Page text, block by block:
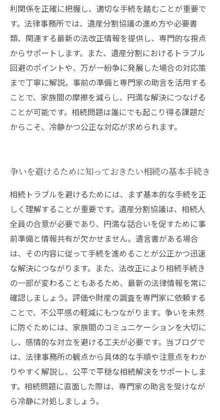
利関係を正確に把握し、適切な手続を踏むことが重要で
す。法律事務所では、遺産分割協議の進め方や必要書
類、関連する最新の法改正情報を提供し、専門的な視点
からサポートします。また、遺産分割におけるトラブル
回避のポイントや、万が一紛争に発展した場合の対応策
まで丁寧に解説。事前の準備と専門家の助言を活用する
ことで、家族間の摩擦を減らし、円満な解決につなげる
ことが可能です。相続問題は誰にでも起こり得る課題だ
からこそ、冷静かつ公正な対応が求められます。
争いを避けるために知っておきたい相続の基本手続き
相続トラブルを避けるためには、まず基本的な手続を正
しく理解することが重要です。遺産分割協議は、相続人
全員の合意が必要であり、円満な話合いを促すために事
前準備と情報共有が欠かせません。遺言書がある場合
は、その内容に従って手続を進めることが公正かつ迅速
な解決につながります。また、法改正により相続手続き
の一部が変わることもあるため、最新の法律情報を常に
確認しましょう。評価や財産の調査を専門家に依頼する
ことで、不公平感の軽減にもつながります。争いを未然
に防ぐためには、家族間のコミュニケーションを大切に
し、感情的な対立を避ける工夫が必要です。当ブログで
は、法律事務所の観点から具体的な手順や注意点をわか
りやすく解説し、公平で平穏な相続解決をサポートしま
す。相続問題に直面した際は、専門家の助言を受けなが
ら冷静に対処しましょう。